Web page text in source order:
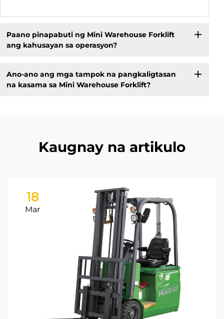
Paano pinapabuti ng Mini Warehouse Forklift
ang kahusayan sa operasyon?
Ano-ano ang mga tampok na pangkaligtasan
na kasama sa Mini Warehouse Forklift?
Kaugnay na artikulo
18
Mar